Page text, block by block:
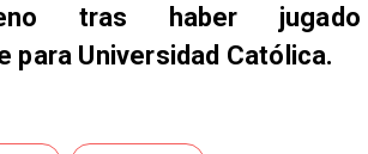
tras haber jugado
para Universidad Católica.